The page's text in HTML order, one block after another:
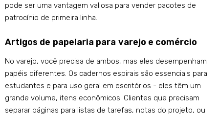
pode ser uma vantagem valiosa para vender pacotes de
patrocínio de primeira linha.
Artigos de papelaria para varejo e comércio
No varejo, você precisa de ambos, mas eles desempenham
papéis diferentes. Os cadernos espirais são essenciais para
estudantes e para uso geral em escritórios - eles têm um
grande volume, itens econômicos. Clientes que precisam
separar páginas para listas de tarefas, notas do projeto, ou